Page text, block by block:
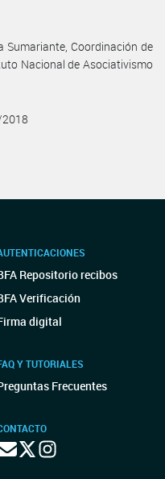
Coordinación de
Nacional de Asociativismo
Repositorio recibos
Verificación
digital
Y TUTORIALES
Frecuentes